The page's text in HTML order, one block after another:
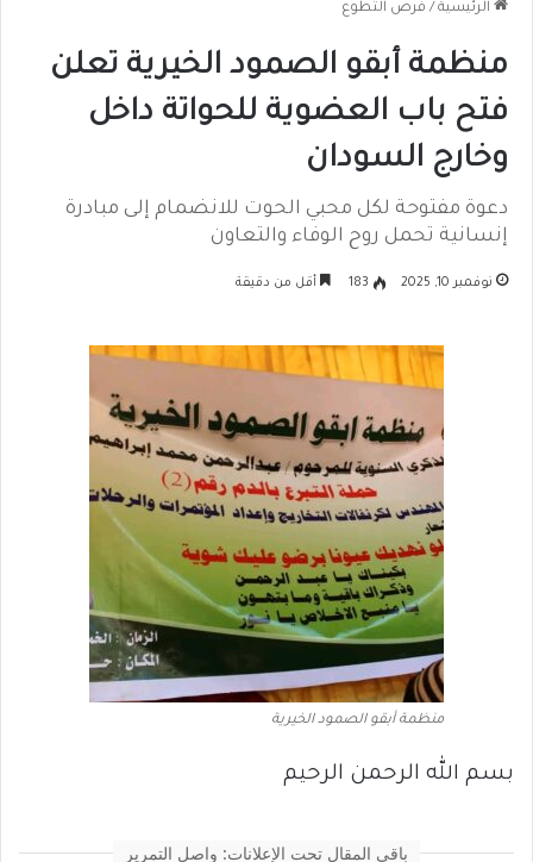
الرئيسية / فرص التطوع
منظمة أبقو الصمود الخيرية تعلن
فتح باب العضوية للحواتة داخل
وخارج السودان
دعوة مفتوحة لكل محبي الحوت للانضمام إلى مبادرة
إنسانية تحمل روح الوفاء والتعاون
نوفمبر 10, 2025 183 أقل من دقيقة
منظمة أبقو الصمود الخيرية
بسم الله الرحمن الرحيم
باقي المقال تحت الإعلانات: واصل التمرير